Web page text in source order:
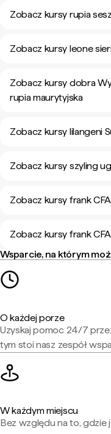
Zobacz kursy rupia
Zobacz kursy leone
Zobacz kursy dobra
rupia maurytyjska
Zobacz kursy lilangeni
Zobacz kursy szyling
Zobacz kursy frank
Zobacz kursy frank
Wsparcie, na którym
O każdej porze
Uzyskaj pomoc 24/7
tym stoi nasz zespół
W każdym miejscu
Bez względu na to, gdzie